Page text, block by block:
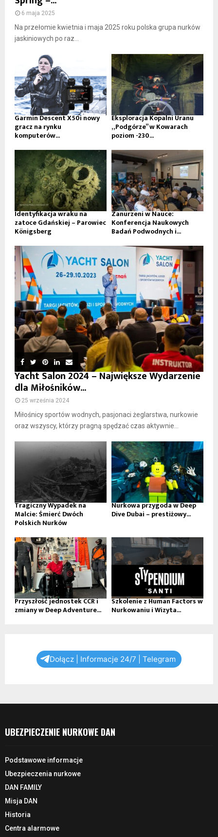
6 maja 2025
Na przełomie kwietnia i maja 2025 roku polska grupa nurków
jaskiniowych po raz...
Garmin Descent X50i nowy
gracz na rynku
komputerów...
Eksploracja Kopalni Uranu
„Podgórze” w Kowarach
poziom -230...
Identyfikacja wraku na
zatoce Gdańskiej – Parowiec
Königsberg
Zanurzeni w Nauce:
Konferencja Naukowych
Badań Podwodnych i...
Yacht Salon 2024 – Największe Wydarzenie
dla Miłośników...
25 września 2024
Miłośnicy sportów wodnych, pasjonaci żeglarstwa, nurkowie
oraz wszyscy, którzy pragną spędzać czas aktywnie...
Tragiczny Wypadek na
Malcie: Śmierć Dwóch
Polskich Nurków
Nurkowa przygoda w Deep
Dive Dubai – prestiżowy...
Przyszłość jednostek CCR i
zmiany w Deep Adventure...
Szkolenie z Human Factors w
Nurkowaniu i Wizyta...
Dołącz | Informacje 24/7 | Telegram
UBEZPIECZENIE NURKOWE DAN
Podstawowe informacje
Ubezpieczenia nurkowe
DAN FAMILY
Misja DAN
Historia
Centra alarmowe